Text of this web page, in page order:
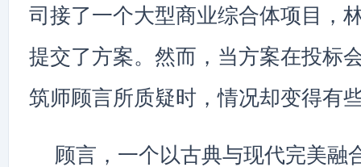
司接了一个大型商业综合体项目，
提交了方案。然而，当方案在投标
筑师顾言所质疑时，情况却变得有
顾言，一个以古典与现代完美融